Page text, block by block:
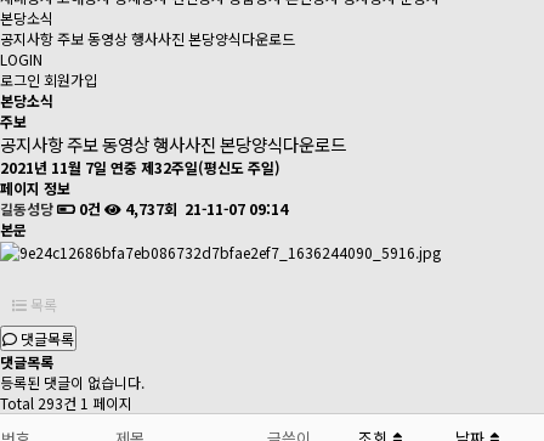
본당소식
공지사항주보동영상행사사진 본당양식다운로드
LOGIN
로그인 회원가입
본당소식
주보
공지사항주보동영상행사사진본당양식다운로드
2021년 11월 7일 연중 제32주일(평신도 주일)
페이지 정보
길동성당
0건 4,737회 21-11-07 09:14
본문
목록
댓글목록
댓글목록
등록된 댓글이 없습니다.
Total 293건 1 페이지